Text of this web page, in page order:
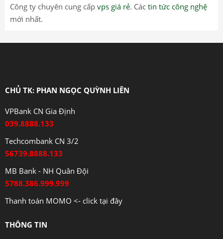
Công ty chuyên cung cấp vps giá rẻ. Các tin tức công nghệ
mới nhất.
CHỦ TK: PHAN NGỌC QUỲNH LIÊN
VPBank CN Gia Định
039.8888.133
Techcombank CN 3/2
56739.8888.133
MB Bank - NH Quân Đội
5788.386.999.999
Thanh toán MOMO <- click tại đây
THÔNG TIN